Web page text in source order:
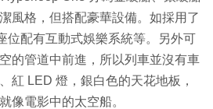
風格，但搭配豪華設備。如採用了
位配有互動式娛樂系統等。另外可
的管道中前進，所以列車並沒有車
紅 LED 燈，銀白色的天花地板，
像電影中的太空船。